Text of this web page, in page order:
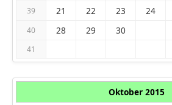
39 21 22 23 24
40 28 29 30
41
Oktober 2015